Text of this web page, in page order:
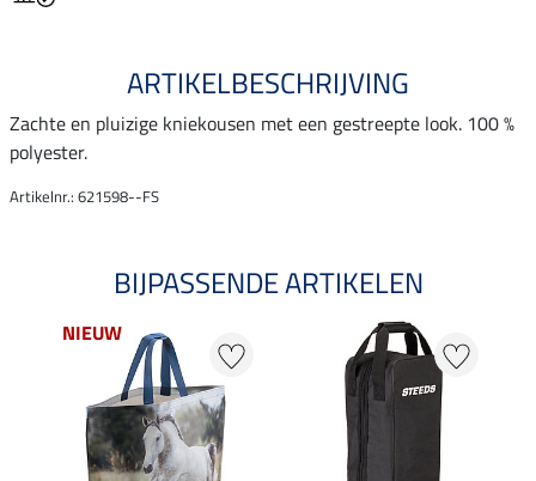
ARTIKELBESCHRIJVING
Zachte en pluizige kniekousen met een gestreepte look. 100 %
polyester.
Artikelnr.: 621598--FS
BIJPASSENDE ARTIKELEN
NIEUW